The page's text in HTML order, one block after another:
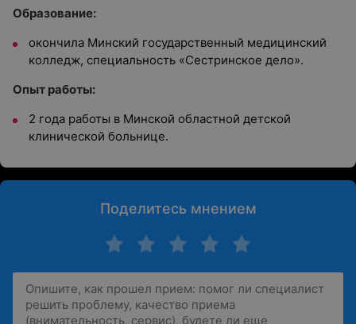
Образование:
окончила Минский государственный медицинский
колледж, специальность «Сестринское дело».
Опыт работы:
2 года работы в Минской областной детской
клинической больнице.
Поделитесь мнением